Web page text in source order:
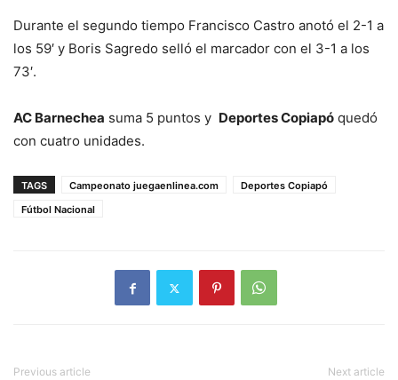
Durante el segundo tiempo Francisco Castro anotó el 2-1 a
los 59′ y Boris Sagredo selló el marcador con el 3-1 a los
73′.
AC Barnechea suma 5 puntos y Deportes Copiapó quedó
con cuatro unidades.
TAGS Campeonato juegaenlinea.com
Deportes Copiapó
Fútbol Nacional
Previous article Next article